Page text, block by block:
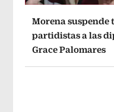
Morena suspende
partidistas a las
Grace Palomares